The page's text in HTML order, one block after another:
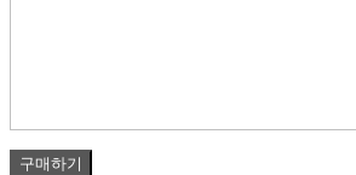
구매하기